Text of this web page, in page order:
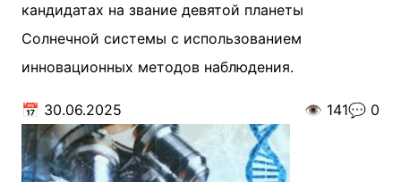
кандидатах на звание девятой планеты
Солнечной системы с использованием
инновационных методов наблюдения.
📅 30.06.2025 👁️ 141💬 0